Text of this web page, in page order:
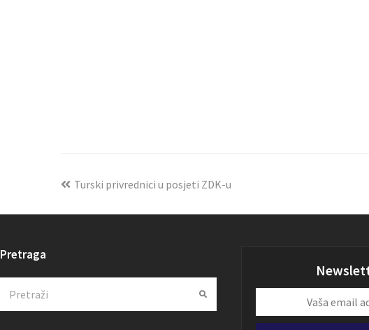
Turski privrednici u posjeti ZDK-u
Pretraga
Submit
email